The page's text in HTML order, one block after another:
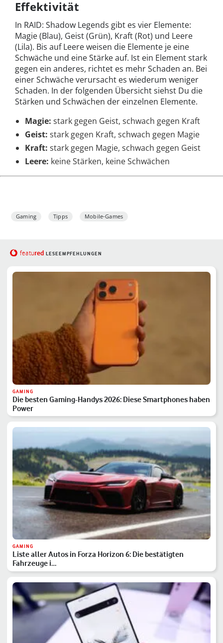
Effektivität
In RAID: Shadow Legends gibt es vier Elemente:
Magie (Blau), Geist (Grün), Kraft (Rot) und Leere
(Lila). Bis auf Leere weisen die Elemente je eine
Schwäche und eine Stärke auf. Ist ein Element stark
gegen ein anderes, richtet es mehr Schaden an. Bei
einer Schwäche verursacht es wiederum weniger
Schaden. In der folgenden Übersicht siehst Du die
Stärken und Schwächen der einzelnen Elemente.
Magie: stark gegen Geist, schwach gegen Kraft
Geist: stark gegen Kraft, schwach gegen Magie
Kraft: stark gegen Magie, schwach gegen Geist
Leere: keine Stärken, keine Schwächen
Gaming Tipps Mobile-Games
featured LESEEMPFEHLUNGEN
GAMING
Die besten Gaming-Handys 2026: Diese Smartphones haben
Power
GAMING
Liste aller Autos in Forza Horizon 6: Die bestätigten
Fahrzeuge i…